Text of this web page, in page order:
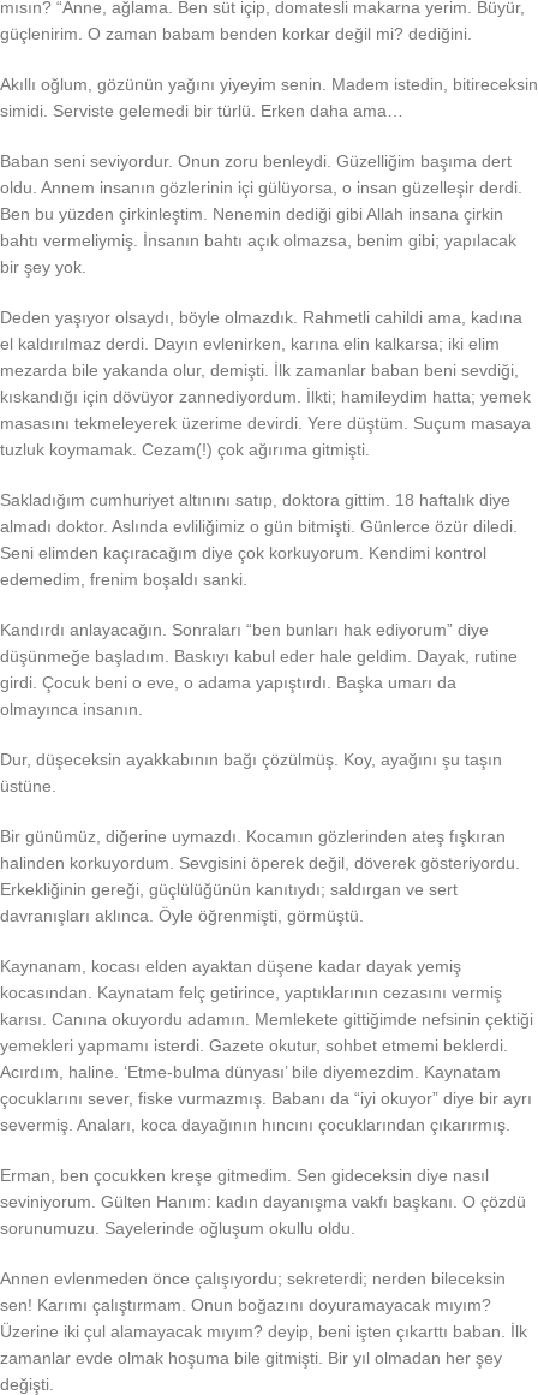
mısın? “Anne, ağlama. Ben süt içip, domatesli makarna yerim. Büyür,
güçlenirim. O zaman babam benden korkar değil mi? dediğini.
Akıllı oğlum, gözünün yağını yiyeyim senin. Madem istedin, bitireceksin
simidi. Serviste gelemedi bir türlü. Erken daha ama…
Baban seni seviyordur. Onun zoru benleydi. Güzelliğim başıma dert
oldu. Annem insanın gözlerinin içi gülüyorsa, o insan güzelleşir derdi.
Ben bu yüzden çirkinleştim. Nenemin dediği gibi Allah insana çirkin
bahtı vermeliymiş. İnsanın bahtı açık olmazsa, benim gibi; yapılacak
bir şey yok.
Deden yaşıyor olsaydı, böyle olmazdık. Rahmetli cahildi ama, kadına
el kaldırılmaz derdi. Dayın evlenirken, karına elin kalkarsa; iki elim
mezarda bile yakanda olur, demişti. İlk zamanlar baban beni sevdiği,
kıskandığı için dövüyor zannediyordum. İlkti; hamileydim hatta; yemek
masasını tekmeleyerek üzerime devirdi. Yere düştüm. Suçum masaya
tuzluk koymamak. Cezam(!) çok ağırıma gitmişti.
Sakladığım cumhuriyet altınını satıp, doktora gittim. 18 haftalık diye
almadı doktor. Aslında evliliğimiz o gün bitmişti. Günlerce özür diledi.
Seni elimden kaçıracağım diye çok korkuyorum. Kendimi kontrol
edemedim, frenim boşaldı sanki.
Kandırdı anlayacağın. Sonraları “ben bunları hak ediyorum” diye
düşünmeğe başladım. Baskıyı kabul eder hale geldim. Dayak, rutine
girdi. Çocuk beni o eve, o adama yapıştırdı. Başka umarı da
olmayınca insanın.
Dur, düşeceksin ayakkabının bağı çözülmüş. Koy, ayağını şu taşın
üstüne.
Bir günümüz, diğerine uymazdı. Kocamın gözlerinden ateş fışkıran
halinden korkuyordum. Sevgisini öperek değil, döverek gösteriyordu.
Erkekliğinin gereği, güçlülüğünün kanıtıydı; saldırgan ve sert
davranışları aklınca. Öyle öğrenmişti, görmüştü.
Kaynanam, kocası elden ayaktan düşene kadar dayak yemiş
kocasından. Kaynatam felç getirince, yaptıklarının cezasını vermiş
karısı. Canına okuyordu adamın. Memlekete gittiğimde nefsinin çektiği
yemekleri yapmamı isterdi. Gazete okutur, sohbet etmemi beklerdi.
Acırdım, haline. ‘Etme-bulma dünyası’ bile diyemezdim. Kaynatam
çocuklarını sever, fiske vurmazmış. Babanı da “iyi okuyor” diye bir ayrı
severmiş. Anaları, koca dayağının hıncını çocuklarından çıkarırmış.
Erman, ben çocukken kreşe gitmedim. Sen gideceksin diye nasıl
seviniyorum. Gülten Hanım: kadın dayanışma vakfı başkanı. O çözdü
sorunumuzu. Sayelerinde oğluşum okullu oldu.
Annen evlenmeden önce çalışıyordu; sekreterdi; nerden bileceksin
sen! Karımı çalıştırmam. Onun boğazını doyuramayacak mıyım?
Üzerine iki çul alamayacak mıyım? deyip, beni işten çıkarttı baban. İlk
zamanlar evde olmak hoşuma bile gitmişti. Bir yıl olmadan her şey
değişti.